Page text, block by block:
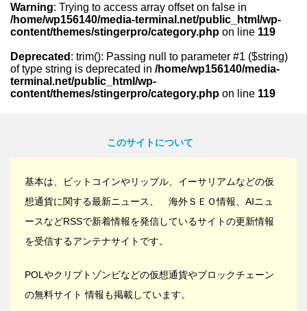
Warning: Trying to access array offset on false in
/home/wp156140/media-terminal.net/public_html/wp-
content/themes/stingerpro/category.php on line 119
Deprecated : trim(): Passing null to parameter #1 ($string)
of type string is deprecated in /home/wp156140/media-
terminal.net/public_html/wp-
content/themes/stingerpro/category.php on line 119
このサイトについて
基本は、ビットコインやリップル、イーサリアムなどの仮
想通貨に関する最新ニュース、 海外ＳＥＯ情報、AIニュ
ースなどRSSで新着情報を発信しているサイトの更新情報
を受信するアンテナサイトです。
POLやクリプトゾンビなどの仮想通貨やブロックチェーン
の無料サイト 情報も掲載しています。